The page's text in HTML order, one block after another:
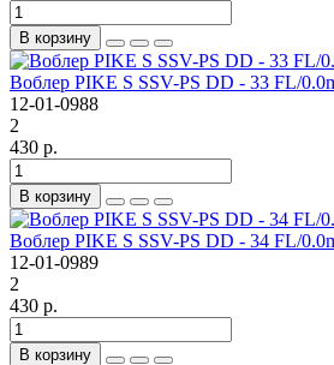
В корзину
Воблер PIKE S SSV-PS DD - 33 FL/
12-01-0988
2
430 р.
В корзину
Воблер PIKE S SSV-PS DD - 34 FL/
12-01-0989
2
430 р.
В корзину